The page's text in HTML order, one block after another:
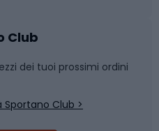
Club
dei tuoi prossimi ordini
Club >